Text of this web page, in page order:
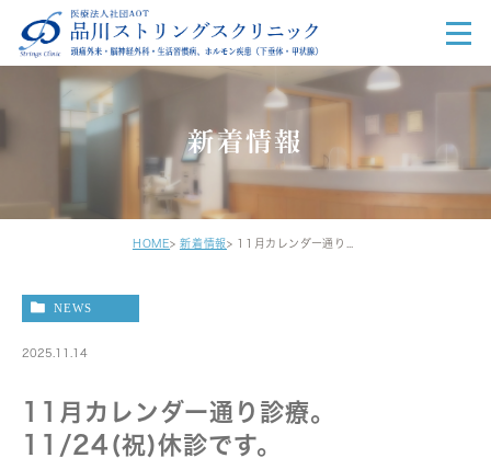
新着情報
HOME 新着情報
NEWS
2025.11.14
11月カレンダー通り診療。
11/24(祝)休診です。